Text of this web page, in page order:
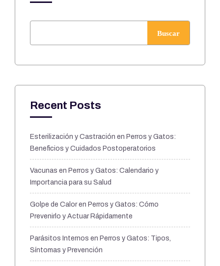
Buscar
Recent Posts
Esterilización y Castración en Perros y Gatos:
Beneficios y Cuidados Postoperatorios
Vacunas en Perros y Gatos: Calendario y
Importancia para su Salud
Golpe de Calor en Perros y Gatos: Cómo
Prevenirlo y Actuar Rápidamente
Parásitos Internos en Perros y Gatos: Tipos,
Síntomas y Prevención